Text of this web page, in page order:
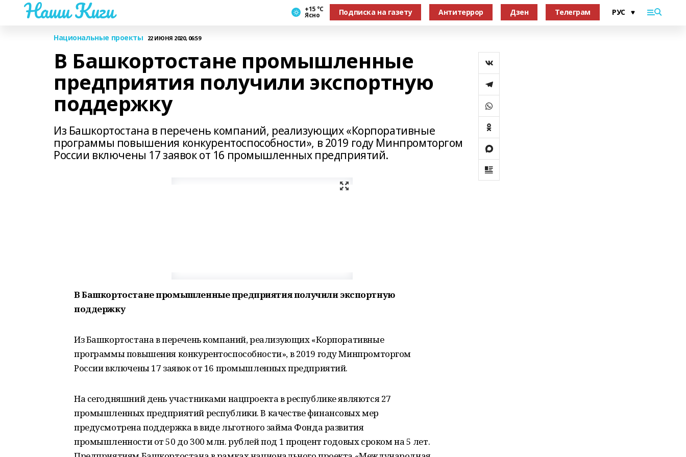
Наши Киги +15 °С
Ясно Подписка на газету Антитеррор Дзен Телеграм
Национальные проекты 22 ИЮНЯ 2020, 06:59
В Башкортостане промышленные
предприятия получили экспортную
поддержку
Из Башкортостана в перечень компаний, реализующих «Корпоративные
программы повышения конкурентоспособности», в 2019 году Минпромторгом
России включены 17 заявок от 16 промышленных предприятий.
В Башкортостане промышленные предприятия получили экспортную
поддержку
Из Башкортостана в перечень компаний, реализующих «Корпоративные
программы повышения конкурентоспособности», в 2019 году Минпромторгом
России включены 17 заявок от 16 промышленных предприятий.
На сегодняшний день участниками нацпроекта в республике являются 27
промышленных предприятий республики. В качестве финансовых мер
предусмотрена поддержка в виде льготного займа Фонда развития
промышленности от 50 до 300 млн. рублей под 1 процент годовых сроком на 5 лет.